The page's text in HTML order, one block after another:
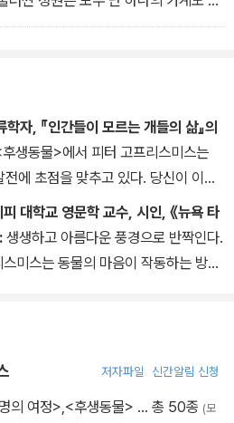
다.
자, 『인간들이 모르는 개들의 삶』의
생동물>에서 피터 고프리스미스는
에 초점을 맞추고 있다. 당신이 이러
고 있다고 생각하든, 이 책은 당신의 이
프리스미스는 직접 한 관찰과 경험을
게 우리가 사는 세계를 더욱 선명히
대학교 영문학 교수, 시인, 《뉴욕 타
생생하고 아름다운 풍경으로 반짝인다.
미스는 동물의 마음이 작동하는 방식
저자파일 신간알림 신청
의 여정> <후생동물> … 총 50종 (모